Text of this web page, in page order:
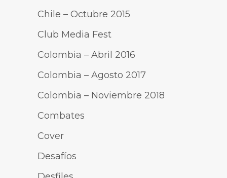
Chile – Octubre 2015
Club Media Fest
Colombia – Abril 2016
Colombia – Agosto 2017
Colombia – Noviembre 2018
Combates
Cover
Desafíos